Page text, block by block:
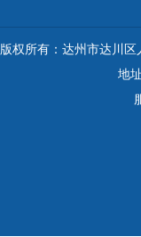
版权所有：达州市达川
地